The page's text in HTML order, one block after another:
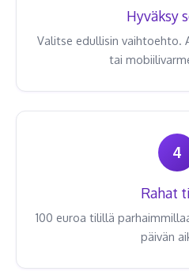
Hyväksy
Valitse edullisin vaihtoehto.
tai
4
Rahat
100 euroa tilillä
päivän